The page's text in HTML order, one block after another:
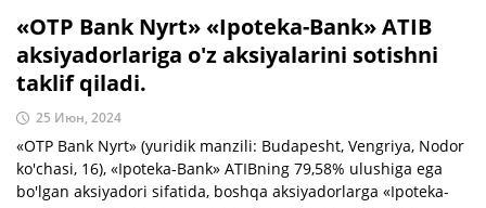
«OTP Bank Nyrt» «Ipoteka-Bank» ATIB
aksiyadorlariga o'z aksiyalarini sotishni
taklif qiladi.
25 Июн, 2024
«OTP Bank Nyrt» (yuridik manzili: Budapesht, Vengriya, Nodor
ko'chasi, 16), «Ipoteka-Bank» ATIBning 79,58% ulushiga ega
bo'lgan aksiyadori sifatida, boshqa aksiyadorlarga «Ipoteka-